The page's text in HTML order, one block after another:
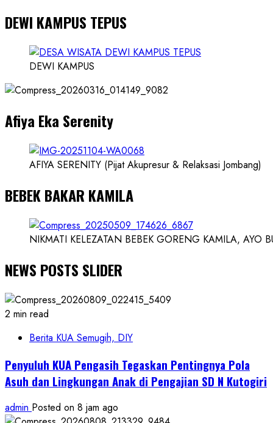
about
Konsep
Karnus
Dokter
Ilmuwan
DEWI KAMPUS TEPUS
DEWI KAMPUS
Afiya Eka Serenity
AFIYA SERENITY (Pijat Akupresur & Relaksasi Jombang)
BEBEK BAKAR KAMILA
NIKMATI KELEZATAN BEBEK GORENG KAMILA, AYO
NEWS POSTS SLIDER
2 min read
Berita KUA Semugih, DIY
Penyuluh KUA Pengasih Tegaskan Pentingnya Pola
Asuh dan Lingkungan Anak di Pengajian SD N Kutogiri
admin Posted on 8 jam ago